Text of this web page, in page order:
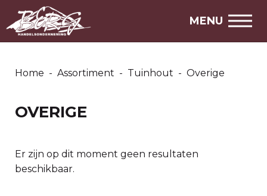
MENU
ASSORTIMENT
MARKTPLAATS
Home - Assortiment - Tuinhout - Overige
OVERIGE
Er zijn op dit moment geen resultaten
beschikbaar.